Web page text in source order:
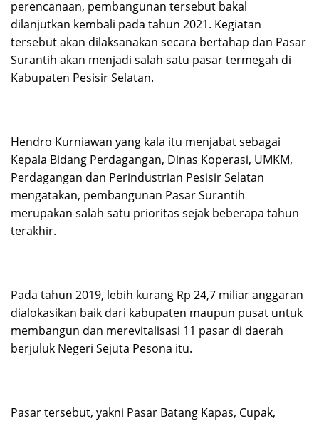
perencanaan, pembangunan tersebut bakal
dilanjutkan kembali pada tahun 2021. Kegiatan
tersebut akan dilaksanakan secara bertahap dan Pasar
Surantih akan menjadi salah satu pasar termegah di
Kabupaten Pesisir Selatan.
Hendro Kurniawan yang kala itu menjabat sebagai
Kepala Bidang Perdagangan, Dinas Koperasi, UMKM,
Perdagangan dan Perindustrian Pesisir Selatan
mengatakan, pembangunan Pasar Surantih
merupakan salah satu prioritas sejak beberapa tahun
terakhir.
Pada tahun 2019, lebih kurang Rp 24,7 miliar anggaran
dialokasikan baik dari kabupaten maupun pusat untuk
membangun dan merevitalisasi 11 pasar di daerah
berjuluk Negeri Sejuta Pesona itu.
Pasar tersebut, yakni Pasar Batang Kapas, Cupak,